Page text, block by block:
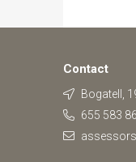
Contact
Bogatell,
655 583